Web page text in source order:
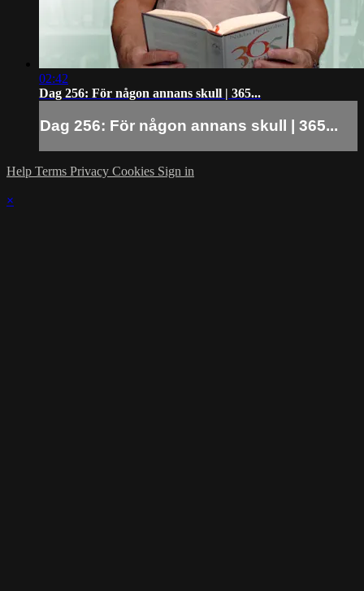
02:42
Dag 256: För någon annans skull | 365...
Dag 256: För någon annans skull | 365...
Help Terms Privacy Cookies Sign in
×